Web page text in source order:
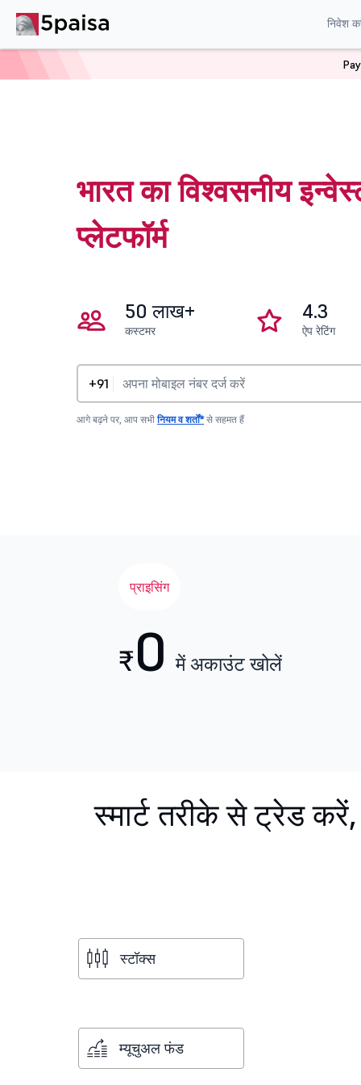
निवेश
भारत का विश्वसनीय
प्लेटफॉर्म
50 लाख+
कस्टमर
4.3
ऐप रेटिंग
+91
आगे बढ़ने पर, आप सभीनियम व शर्तों*से सहमत हैं
प्राइसिंग
₹0 में अकाउंट खोलें
स्मार्ट तरीके से ट्रेड
स्टॉक्स
म्यूचुअल फंड